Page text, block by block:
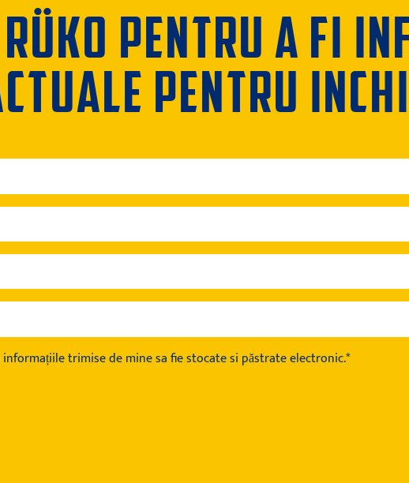
PENTRU A FI
PENTRU
trimise de mine sa fie stocate si păstrate electronic.*